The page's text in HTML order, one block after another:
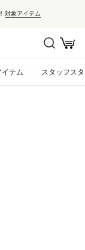
アイテム
イテム スタッフス